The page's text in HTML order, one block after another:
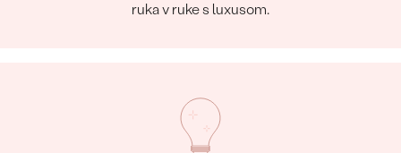
ruka v ruke s luxusom.